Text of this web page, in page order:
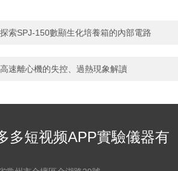
索SPJ-150數顯生化培養箱的內部電路
速離心機的失控、過熱現象解讀
多短视频APP實驗儀器有